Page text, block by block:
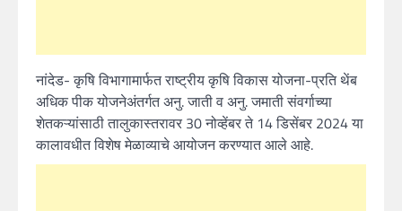
नांदेड- कृषि विभागामार्फत राष्ट्रीय कृषि विकास योजना-प्रति थेंब
अधिक पीक योजनेअंतर्गत अनु. जाती व अनु. जमाती संवर्गाच्या
शेतकऱ्यांसाठी तालुकास्तरावर 30 नोव्हेंबर ते 14 डिसेंबर 2024 या
कालावधीत विशेष मेळाव्याचे आयोजन करण्यात आले आहे.